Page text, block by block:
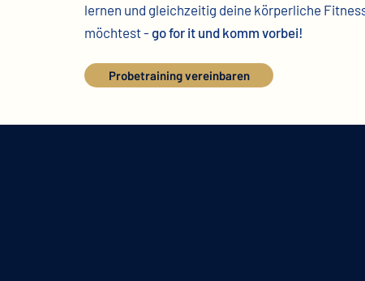
lernen und gleichzeitig deine körperliche
möchtest - go for it und komm vorbei!
Probetraining vereinbaren